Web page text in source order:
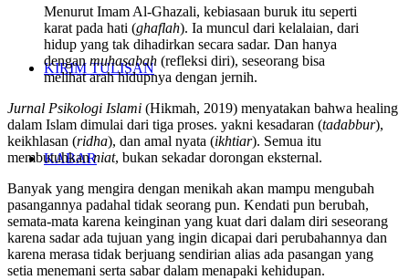
KIRIM TULISAN
KABAR
Menurut Imam Al-Ghazali, kebiasaan buruk itu seperti
karat pada hati (ghaflah). Ia muncul dari kelalaian, dari
hidup yang tak dihadirkan secara sadar. Dan hanya
denganmuhasabah (refleksi diri), seseorang bisa
melihat arah hidupnya dengan jernih.
Jurnal Psikologi Islami (Hikmah, 2019) menyatakan bahwa healing
dalam Islam dimulai dari tiga proses. yakni kesadaran (tadabbur),
keikhlasan (ridha), dan amal nyata (ikhtiar). Semua itu
membutuhkanniat, bukan sekadar dorongan eksternal.
Banyak yang mengira dengan menikah akan mampu mengubah
pasangannya padahal tidak seorang pun. Kendati pun berubah,
semata-mata karena keinginan yang kuat dari dalam diri seseorang
karena sadar ada tujuan yang ingin dicapai dari perubahannya dan
karena merasa tidak berjuang sendirian alias ada pasangan yang
setia menemani serta sabar dalam menapaki kehidupan.